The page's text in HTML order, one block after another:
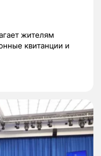
жителям
квитанции и